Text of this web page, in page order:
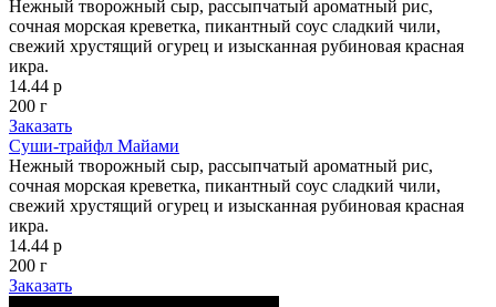
Нежный творожный сыр, рассыпчатый ароматный рис,
сочная морская креветка, пикантный соус сладкий чили,
свежий хрустящий огурец и изысканная рубиновая красная
икра.
14.44 р
200 г
Заказать
Суши-трайфл Майами
Нежный творожный сыр, рассыпчатый ароматный рис,
сочная морская креветка, пикантный соус сладкий чили,
свежий хрустящий огурец и изысканная рубиновая красная
икра.
14.44 р
200 г
Заказать